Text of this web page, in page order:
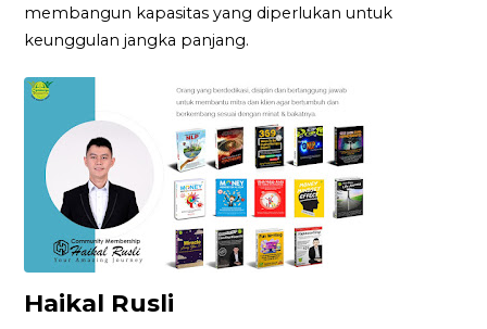
membangun kapasitas yang diperlukan untuk
keunggulan jangka panjang.
Haikal Rusli